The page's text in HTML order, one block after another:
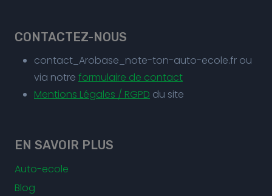
CONTACTEZ-NOUS
contact_Arobase_note-ton-auto-ecole.fr ou
via notre formulaire de contact
Mentions Légales / RGPD du site
EN SAVOIR PLUS
Auto-ecole
Blog